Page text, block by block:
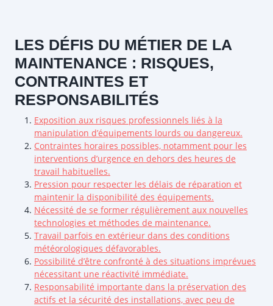
LES DÉFIS DU MÉTIER DE LA
MAINTENANCE : RISQUES,
CONTRAINTES ET
RESPONSABILITÉS
Exposition aux risques professionnels liés à la
manipulation d’équipements lourds ou dangereux.
Contraintes horaires possibles, notamment pour les
interventions d’urgence en dehors des heures de
travail habituelles.
Pression pour respecter les délais de réparation et
maintenir la disponibilité des équipements.
Nécessité de se former régulièrement aux nouvelles
technologies et méthodes de maintenance.
Travail parfois en extérieur dans des conditions
météorologiques défavorables.
Possibilité d’être confronté à des situations imprévues
nécessitant une réactivité immédiate.
Responsabilité importante dans la préservation des
actifs et la sécurité des installations, avec peu de